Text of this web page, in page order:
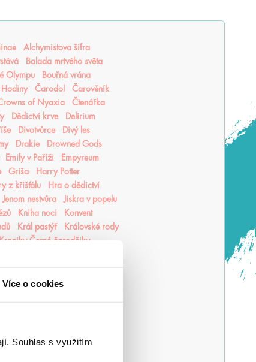
Více o cookies
Souhlas s využitím
Alchymistova šifra
Balada mrtvého světa
Olympu
Bouřná vrána
Čarodol
Čarověník
of Nyaxia
Čtenářka
Dědictví krve
Delirium
Divotvůrce
Divý les
Drakie
Drowned Gods
Emily v Paříži
Empyreum
Griša
Harry Potter
z křišťálu
Hra o dědictví
Jenom nestvůra
Jiskra v popelu
Kniha noci
Konvent
Král pastýř
Královské rody
Kroniky Černé čarodějky
stínů Lunasterové
se
Nedotýkej se mě